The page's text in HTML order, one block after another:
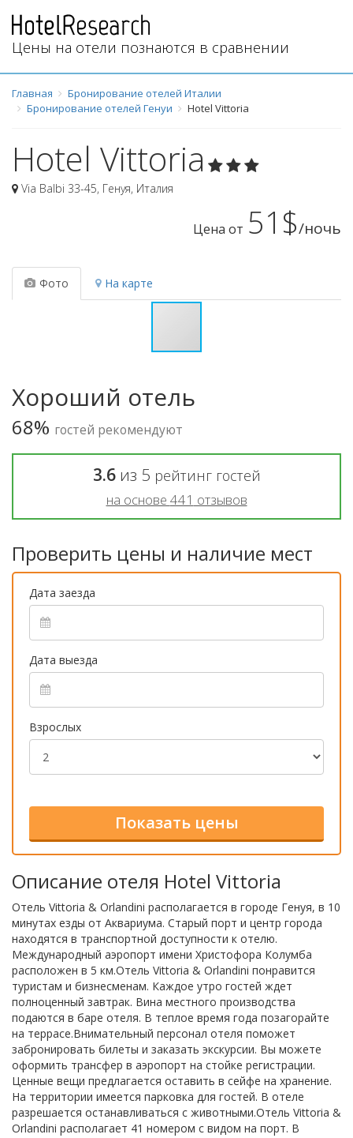
Цены на отели познаются в сравнении
Главная
Бронирование отелей Италии
Бронирование отелей Генуи
Hotel Vittoria
Hotel Vittoria
Via Balbi 33-45, Генуя, Италия
Цена от 51$/ночь
Фото На карте
Хороший отель
68% гостей рекомендуют
3.6из 5 рейтинг гостей
на основе 441 отзывов
Проверить цены и наличие мест
Дата заезда
Дата выезда
Взрослых
Описание отеля Hotel Vittoria
Отель Vittoria & Orlandini располагается в городе Генуя, в 10
минутах езды от Аквариума. Старый порт и центр города
находятся в транспортной доступности к отелю.
Международный аэропорт имени Христофора Колумба
расположен в 5 км.Отель Vittoria & Orlandini понравится
туристам и бизнесменам. Каждое утро гостей ждет
полноценный завтрак. Вина местного производства
подаются в баре отеля. В теплое время года позагорайте
на террасе.Внимательный персонал отеля поможет
забронировать билеты и заказать экскурсии. Вы можете
оформить трансфер в аэропорт на стойке регистрации.
Ценные вещи предлагается оставить в сейфе на хранение.
На территории имеется парковка для гостей. В отеле
разрешается останавливаться с животными.Отель Vittoria &
Orlandini располагает 41 номером с видом на порт. В